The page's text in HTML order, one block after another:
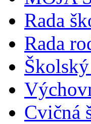
Rada
Rada
Cvičná